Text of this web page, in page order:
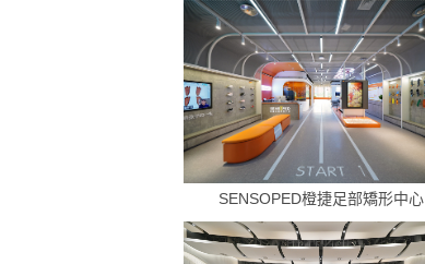
SENSOPED橙捷足部矯形中心